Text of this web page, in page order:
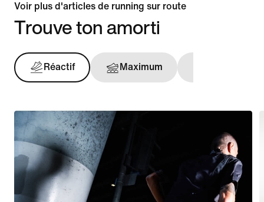
Voir plus d'articles de running sur route
Trouve ton amorti
Réactif Maximum